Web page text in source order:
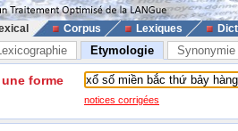
Corpus Lexiques
Etymologie Synonymie
une forme
notices corrigées